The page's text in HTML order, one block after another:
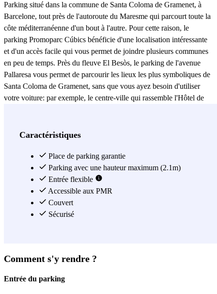
Parking situé dans la commune de Santa Coloma de Gramenet, à
Barcelone, tout près de l'autoroute du Maresme qui parcourt toute la
côte méditerranéenne d'un bout à l'autre. Pour cette raison, le
parking Promoparc Cúbics bénéficie d'une localisation intéressante
et d'un accès facile qui vous permet de joindre plusieurs communes
en peu de temps. Près du fleuve El Besòs, le parking de l'avenue
Pallaresa vous permet de parcourir les lieux les plus symboliques de
Santa Coloma de Gramenet, sans que vous ayez besoin d'utiliser
votre voiture: par exemple, le centre-ville qui rassemble l'Hôtel de
vous trouverez l'Ecole officielle de langues à moins de 10 minutes
façon, vous ne perdrez plus de temps à chercher un parking.
Voir plus
Caractéristiques
Place de parking garantie
Parking avec une hauteur maximum (2.1m)
Entrée flexible
Accessible aux PMR
Couvert
Sécurisé
Comment s'y rendre ?
Entrée du parking